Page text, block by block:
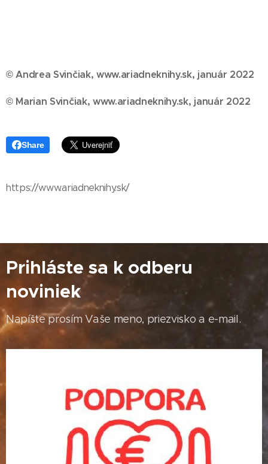
© Andrea Svinčiak, www.ariadneknihy.sk, január 2022
© Marian Svinčiak, www.ariadneknihy.sk, január 2022
Share
https://www.ariadneknihy.sk/
Prihláste sa k odberu
noviniek
Napíšte prosím Vaše meno, priezvisko a e-mail.